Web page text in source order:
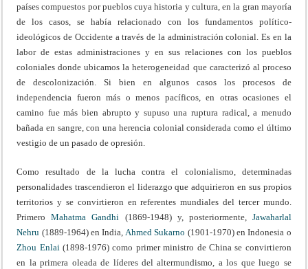
países compuestos por pueblos cuya historia y cultura, en la gran mayoría
de los casos, se había relacionado con los fundamentos político-
ideológicos de Occidente a través de la administración colonial. Es en la
labor de estas administraciones y en sus relaciones con los pueblos
coloniales donde ubicamos la heterogeneidad que caracterizó al proceso
de descolonización. Si bien en algunos casos los procesos de
independencia fueron más o menos pacíficos, en otras ocasiones el
camino fue más bien abrupto y supuso una ruptura radical, a menudo
bañada en sangre, con una herencia colonial considerada como el último
vestigio de un pasado de opresión.
Como resultado de la lucha contra el colonialismo, determinadas
personalidades trascendieron el liderazgo que adquirieron en sus propios
territorios y se convirtieron en referentes mundiales del tercer mundo.
PrimeroMahatma Gandhi (1869-1948) y, posteriormente, Jawaharlal
Nehru (1889-1964) en India, Ahmed Sukarno (1901-1970) en Indonesia o
Zhou Enlai (1898-1976) como primer ministro de China se convirtieron
en la primera oleada de líderes del altermundismo, a los que luego se